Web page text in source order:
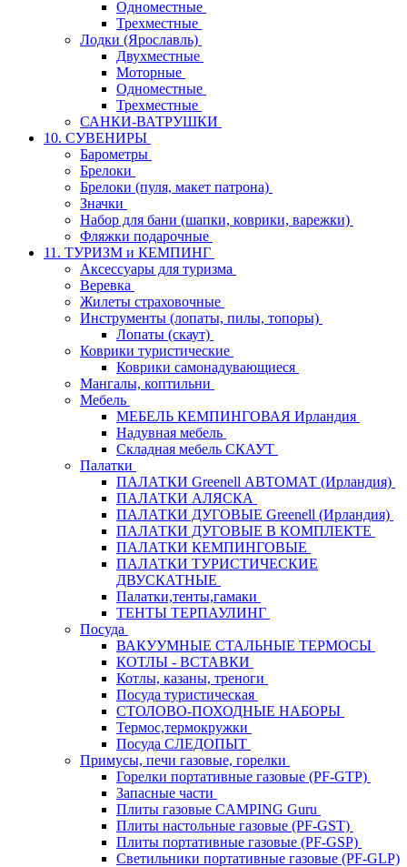
Одноместные
Трехместные
Лодки (Ярославль)
Двухместные
Моторные
Одноместные
Трехместные
САНКИ-ВАТРУШКИ
10. СУВЕНИРЫ
Барометры
Брелоки
Брелоки (пуля, макет патрона)
Значки
Набор для бани (шапки, коврики, варежки)
Фляжки подарочные
11. ТУРИЗМ и КЕМПИНГ
Аксессуары для туризма
Веревка
Жилеты страховочные
Инструменты (лопаты, пилы, топоры)
Лопаты (скаут)
Коврики туристические
Коврики самонадувающиеся
Мангалы, коптильни
Мебель
МЕБЕЛЬ КЕМПИНГОВАЯ Ирландия
Надувная мебель
Складная мебель СКАУТ
Палатки
ПАЛАТКИ Greenell АВТОМАТ (Ирландия)
ПАЛАТКИ АЛЯСКА
ПАЛАТКИ ДУГОВЫЕ Greenell (Ирландия)
ПАЛАТКИ ДУГОВЫЕ В КОМПЛЕКТЕ
ПАЛАТКИ КЕМПИНГОВЫЕ
ПАЛАТКИ ТУРИСТИЧЕСКИЕ
ДВУСКАТНЫЕ
Палатки,тенты,гамаки
ТЕНТЫ ТЕРПАУЛИНГ
Посуда
ВАКУУМНЫЕ СТАЛЬНЫЕ ТЕРМОСЫ
КОТЛЫ - ВСТАВКИ
Котлы, казаны, треноги
Посуда туристическая
СТОЛОВО-ПОХОДНЫЕ НАБОРЫ
Термос,термокружки
Посуда СЛЕДОПЫТ
Примусы, печи газовые, горелки
Горелки портативные газовые (PF-GTP)
Запасные части
Плиты газовые CAMPING Guru
Плиты настольные газовые (PF-GST)
Плиты портативные газовые (PF-GSP)
Светильники портативные газовые (PF-GLP)